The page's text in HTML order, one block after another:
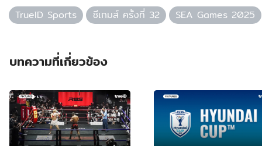
TrueID Sports
ซีเกมส์ ครั้งที่ 32 SEA Games 2025
บทความที่เกี่ยวข้อง